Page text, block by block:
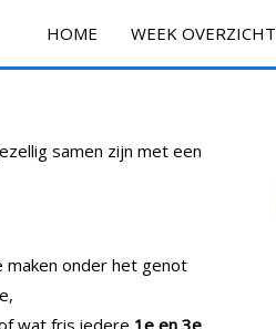
HOME WEEK OVERZICHT
samen zijn met een
maken onder het genot
wat fris iedere 1e en 3e